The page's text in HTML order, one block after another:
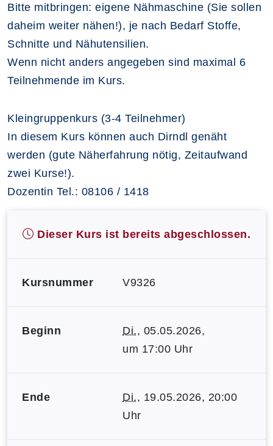
Bitte mitbringen: eigene Nähmaschine (Sie sollen
daheim weiter nähen!), je nach Bedarf Stoffe,
Schnitte und Nähutensilien.
Wenn nicht anders angegeben sind maximal 6
Teilnehmende im Kurs.
Kleingruppenkurs (3-4 Teilnehmer)
In diesem Kurs können auch Dirndl genäht
werden (gute Näherfahrung nötig, Zeitaufwand
zwei Kurse!).
Dozentin Tel.: 08106 / 1418
Dieser Kurs ist bereits abgeschlossen.
Kursnummer V9326
Beginn Di., 05.05.2026,
um 17:00 Uhr
Ende Di., 19.05.2026, 20:00
Uhr